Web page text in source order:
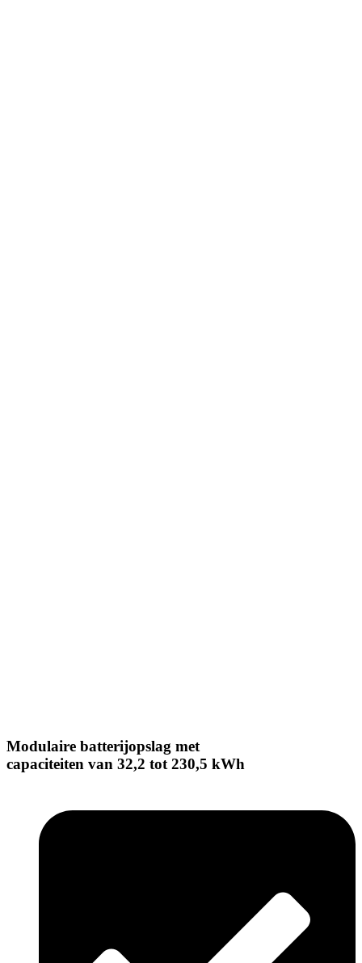
Modulaire batterijopslag met
capaciteiten van 32,2 tot 230,5 kWh